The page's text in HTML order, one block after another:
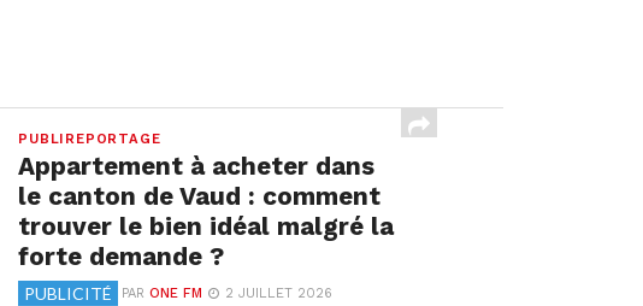
PUBLIREPORTAGE
Appartement à acheter dans
le canton de Vaud : comment
trouver le bien idéal malgré la
forte demande ?
PUBLICITÉ PARONE FM 2 JUILLET 2026